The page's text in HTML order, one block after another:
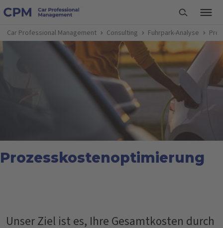
Car Professional Management Consulting Fuhrpark-Analyse
Prozesskostenoptimierung
Unser Ziel ist es, Ihre Gesamtkosten durch